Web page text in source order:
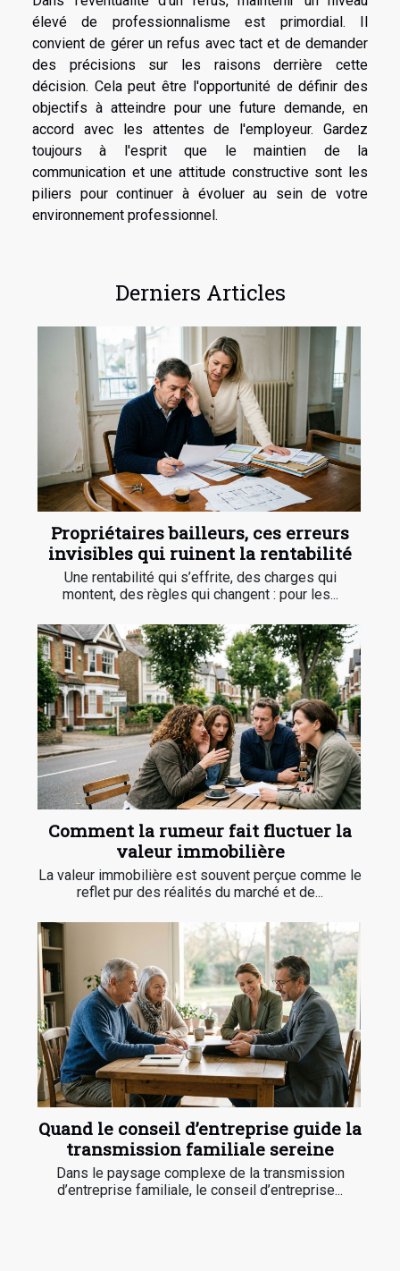
élevé de professionnalisme est primordial. Il
convient de gérer un refus avec tact et de demander
des précisions sur les raisons derrière cette
décision. Cela peut être l'opportunité de définir des
objectifs à atteindre pour une future demande, en
accord avec les attentes de l'employeur. Gardez
toujours à l'esprit que le maintien de la
communication et une attitude constructive sont les
piliers pour continuer à évoluer au sein de votre
environnement professionnel.
Derniers Articles
Propriétaires bailleurs, ces erreurs
invisibles qui ruinent la rentabilité
Une rentabilité qui s’effrite, des charges qui
montent, des règles qui changent : pour les...
Comment la rumeur fait fluctuer la
valeur immobilière
La valeur immobilière est souvent perçue comme le
reflet pur des réalités du marché et de...
Quand le conseil d’entreprise guide la
transmission familiale sereine
Dans le paysage complexe de la transmission
d’entreprise familiale, le conseil d’entreprise...